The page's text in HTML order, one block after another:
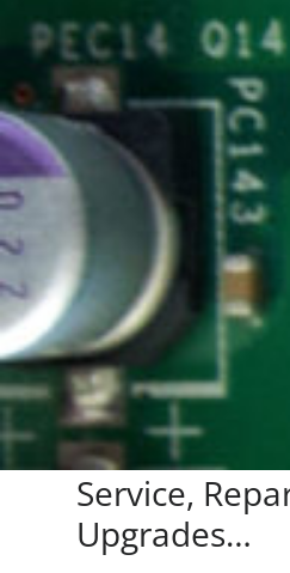
Service,
Upgrades…